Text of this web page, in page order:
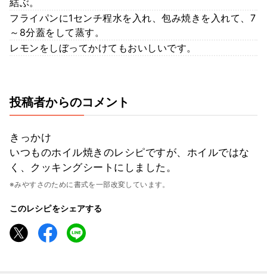
結ぶ。
フライパンに1センチ程水を入れ、包み焼きを入れて、7
～8分蓋をして蒸す。
レモンをしぼってかけてもおいしいです。
投稿者からのコメント
きっかけ
いつものホイル焼きのレシピですが、ホイルではな
く、クッキングシートにしました。
※みやすさのために書式を一部改変しています。
このレシピをシェアする